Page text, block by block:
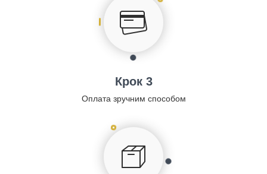
Крок 3
Оплата зручним способом